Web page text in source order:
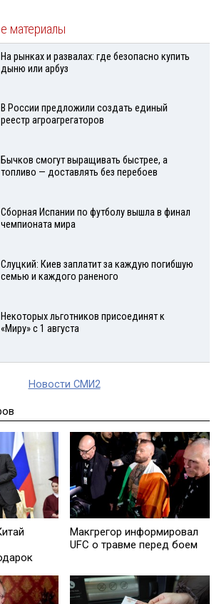
материалы
На рынках и развалах: где безопасно купить
дыню или арбуз
В России предложили создать единый
реестр агроагрегаторов
Бычков смогут выращивать быстрее, а
топливо — доставлять без перебоев
Сборная Испании по футболу вышла в финал
чемпионата мира
Слуцкий: Киев заплатит за каждую погибшую
семью и каждого раненого
Некоторых льготников присоединят к
«Миру» с 1 августа
Новости СМИ2
Макгрегор информировал
UFC о травме перед боем